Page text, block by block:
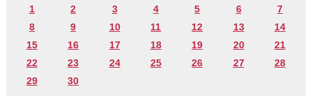
1 2 3 4 5 6
7
8
9 10 11 12 13
14
15
16 17 18 19 20
21
22
23 24 25 26 27
28
29
30